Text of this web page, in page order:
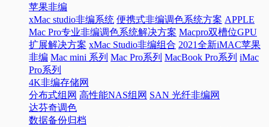
苹果非编
xMac studio非编系统 便携式非编调色系统方案 APPLE
Mac Pro专业非编调色系统解决方案 Macpro双槽位GPU
扩展解决方案 xMac Studio非编组合 2021全新iMAC苹果
非编 Mac mini 系列 Mac Pro系列 MacBook Pro系列 iMac
Pro系列
4K非编存储网
分布式组网 高性能NAS组网 SAN 光纤非编网
达芬奇调色
数据备份归档